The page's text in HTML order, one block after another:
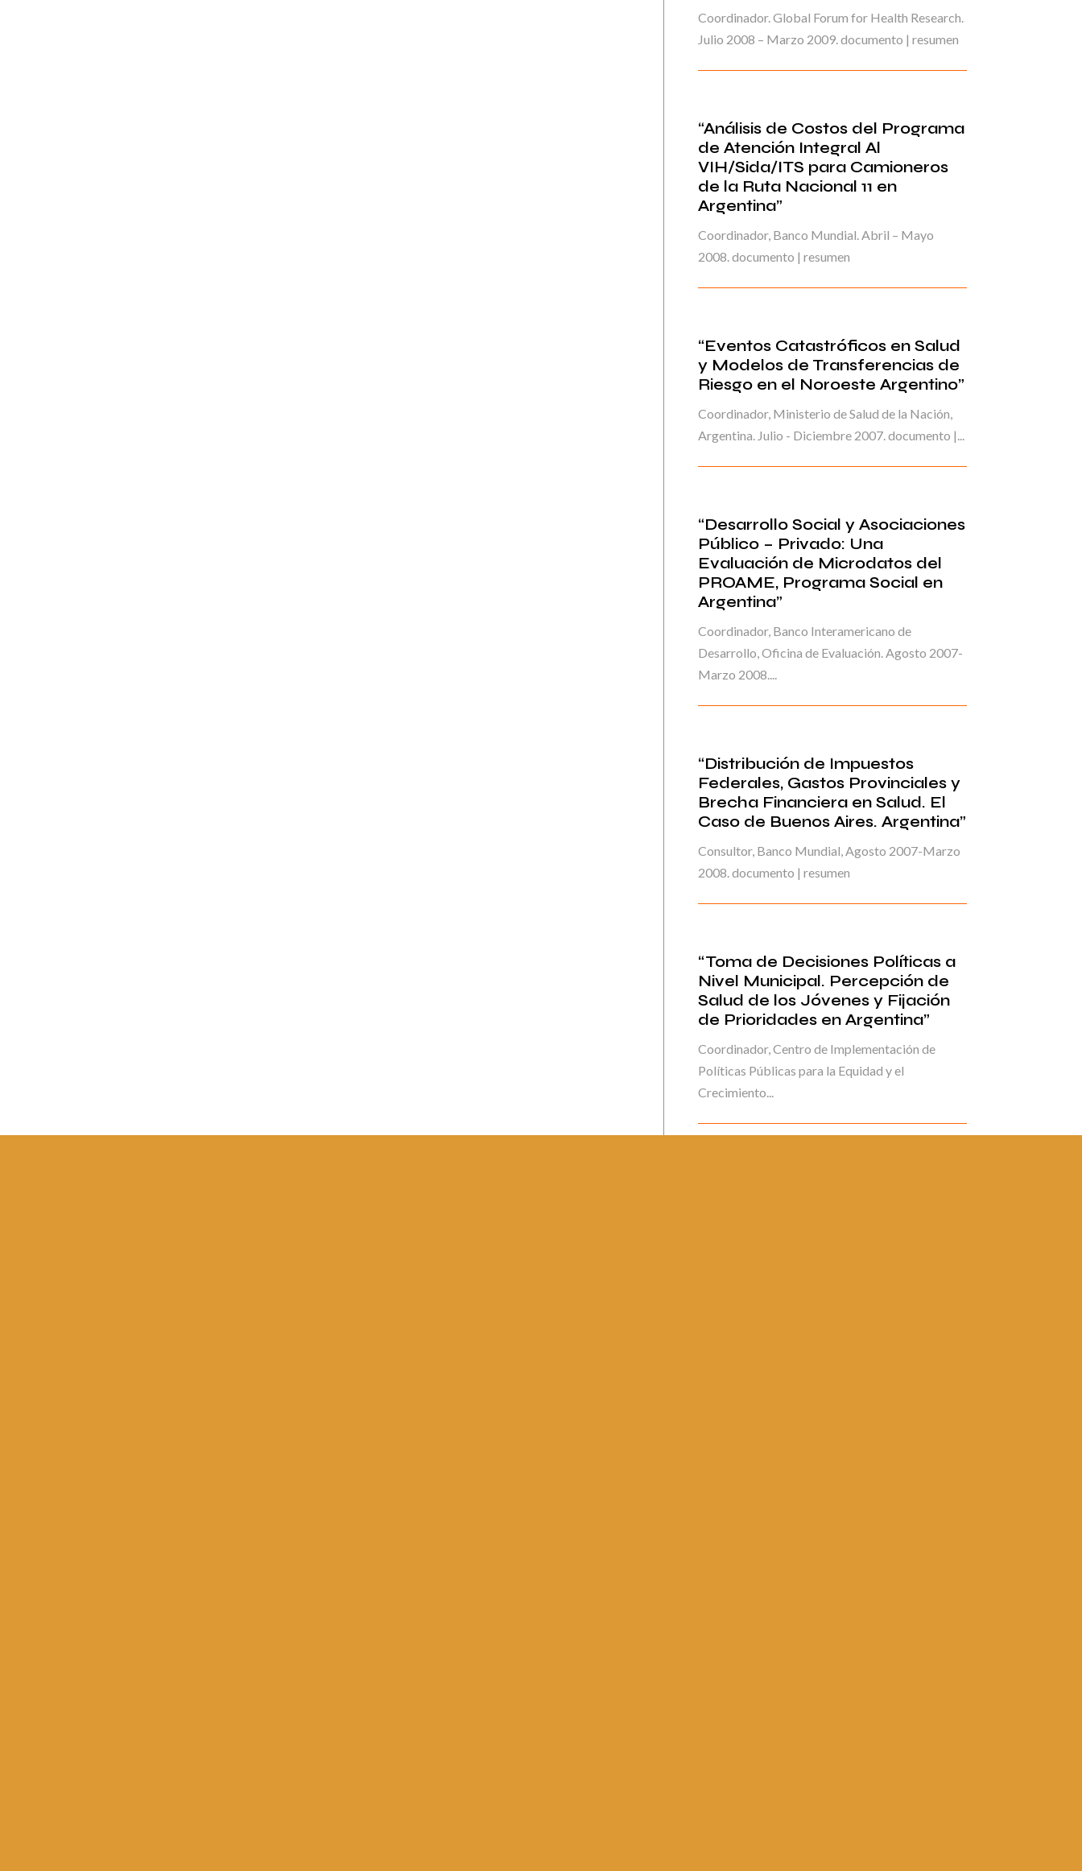
Coordinador. Global Forum for Health Research.
Julio 2008 – Marzo 2009. documento | resumen
“Análisis de Costos del Programa
de Atención Integral Al
VIH/Sida/ITS para Camioneros
de la Ruta Nacional 11 en
Argentina”
Coordinador, Banco Mundial. Abril – Mayo
2008. documento | resumen
“Eventos Catastróficos en Salud
y Modelos de Transferencias de
Riesgo en el Noroeste Argentino”
Coordinador, Ministerio de Salud de la Nación,
Argentina. Julio - Diciembre 2007. documento |...
“Desarrollo Social y Asociaciones
Público – Privado: Una
Evaluación de Microdatos del
PROAME, Programa Social en
Argentina”
Coordinador, Banco Interamericano de
Desarrollo, Oficina de Evaluación. Agosto 2007-
Marzo 2008....
“Distribución de Impuestos
Federales, Gastos Provinciales y
Brecha Financiera en Salud. El
Caso de Buenos Aires. Argentina”
Consultor, Banco Mundial, Agosto 2007-Marzo
2008. documento | resumen
“Toma de Decisiones Políticas a
Nivel Municipal. Percepción de
Salud de los Jóvenes y Fijación
de Prioridades en Argentina”
Coordinador, Centro de Implementación de
Políticas Públicas para la Equidad y el
Crecimiento...